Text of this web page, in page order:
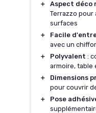
＋ Aspect déco
Terrazzo pour
surfaces
＋
Facile
avec un
＋
Polyvalent :
armoire, table
＋
Dimensions
pour couvrir
＋
Pose